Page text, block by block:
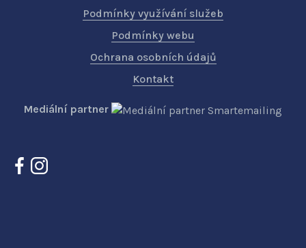
Podmínky využívání služeb
Podmínky webu
Ochrana osobních údajů
Kontakt
Mediální partner